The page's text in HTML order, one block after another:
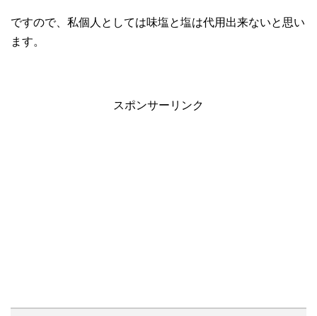
ですので、私個人としては味塩と塩は代用出来ないと思い
ます。
スポンサーリンク